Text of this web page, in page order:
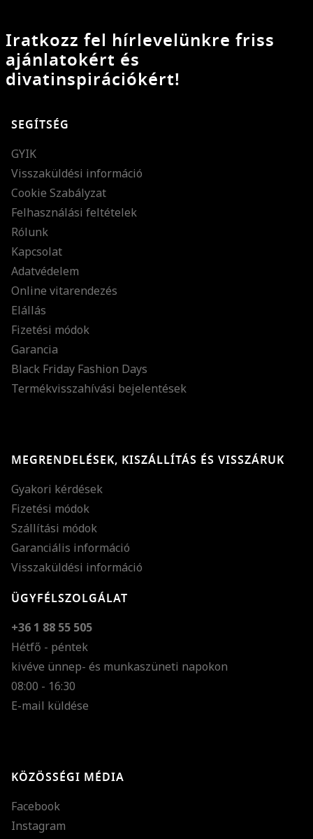
Iratkozz fel hírlevelünkre friss
ajánlatokért és
divatinspirációkért!
SEGÍTSÉG
GYIK
Visszaküldési információ
Cookie Szabályzat
Felhasználási feltételek
Rólunk
Kapcsolat
Adatvédelem
Online vitarendezés
Elállás
Fizetési módok
Garancia
Black Friday Fashion Days
Termékvisszahívási bejelentések
MEGRENDELÉSEK, KISZÁLLÍTÁS ÉS VISSZÁRUK
Gyakori kérdések
Fizetési módok
Szállítási módok
Garanciális információ
Visszaküldési információ
ÜGYFÉLSZOLGÁLAT
+36 1 88 55 505
Hétfő - péntek
kivéve ünnep- és munkaszüneti napokon
08:00 - 16:30
E-mail küldése
KÖZÖSSÉGI MÉDIA
Facebook
Instagram